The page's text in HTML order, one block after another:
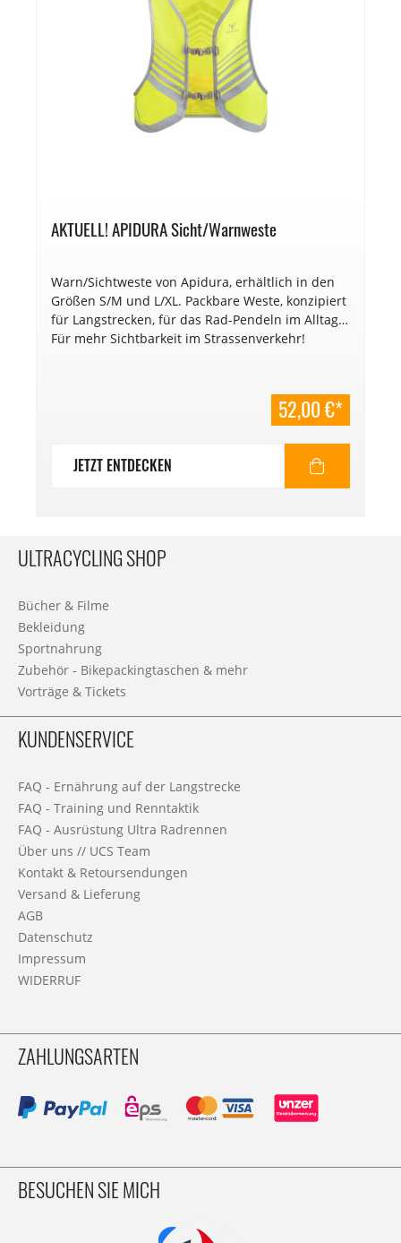
AKTUELL! APIDURA Sicht/Warnweste
Warn/Sichtweste von Apidura, erhältlich in den
Größen S/M und L/XL. Packbare Weste, konzipiert
für Langstrecken, für das Rad-Pendeln im Alltag.
Für mehr Sichtbarkeit im Strassenverkehr!
52,00 €*
JETZT ENTDECKEN
ULTRACYCLING SHOP
Bücher & Filme
Bekleidung
Sportnahrung
Zubehör - Bikepackingtaschen & mehr
Vorträge & Tickets
KUNDENSERVICE
FAQ - Ernährung auf der Langstrecke
FAQ - Training und Renntaktik
FAQ - Ausrüstung Ultra Radrennen
Über uns // UCS Team
Kontakt & Retoursendungen
Versand & Lieferung
AGB
Datenschutz
Impressum
WIDERRUF
ZAHLUNGSARTEN
BESUCHEN SIE MICH